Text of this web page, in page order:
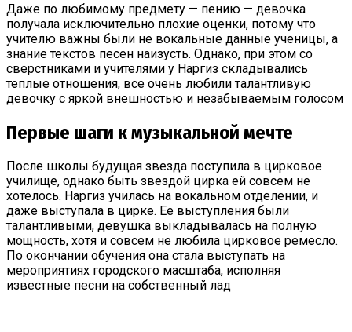
Даже по любимому предмету — пению — девочка
получала исключительно плохие оценки, потому что
учителю важны были не вокальные данные ученицы, а
знание текстов песен наизусть. Однако, при этом со
сверстниками и учителями у Наргиз складывались
теплые отношения, все очень любили талантливую
девочку с яркой внешностью и незабываемым голосом
Первые шаги к музыкальной мечте
После школы будущая звезда поступила в цирковое
училище, однако быть звездой цирка ей совсем не
хотелось. Наргиз училась на вокальном отделении, и
даже выступала в цирке. Ее выступления были
талантливыми, девушка выкладывалась на полную
мощность, хотя и совсем не любила цирковое ремесло.
По окончании обучения она стала выступать на
мероприятиях городского масштаба, исполняя
известные песни на собственный лад